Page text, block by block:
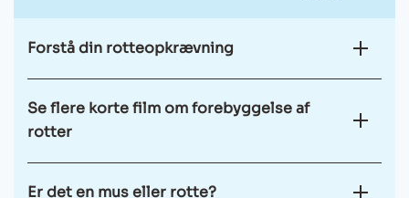
Forstå din rotteopkrævning
Se flere korte film om forebyggelse af
rotter
Er det en mus eller rotte?